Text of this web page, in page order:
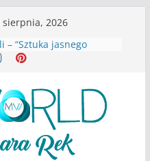
sierpnia, 2026
– “Sztuka jasnego
Sekrety seksbiznesu”
Lewandowicz – Zanim
siebie
– “Wysoko
depresja”
– “Bezwzględni. O